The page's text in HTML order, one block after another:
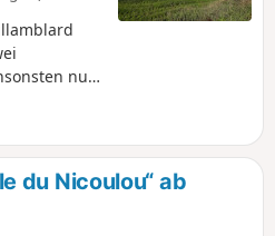
nur
eintönig...
du Nicoulou“ ab